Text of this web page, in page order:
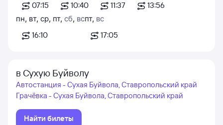
07:15
10:40 11:37
13:56
пн, вт, ср, пт, сб, вс
16:10
пт, вс
17:05
в Сухую Буйволу
Автостанция - Сухая Буйвола, Ставропольский край
Грачёвка - Сухая Буйвола, Ставропольский край
Найти билеты